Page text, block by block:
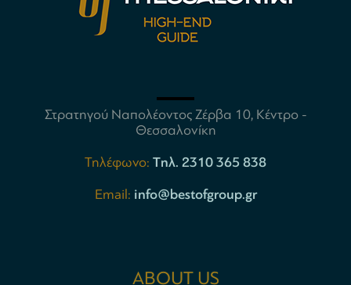
Στρατηγού Ναπολέοντος Ζέρβα 10, Κέντρο -
Θεσσαλονίκη
Τηλέφωνο: Tηλ. 2310 365 838
Email: info@bestofgroup.gr
ABOUT US